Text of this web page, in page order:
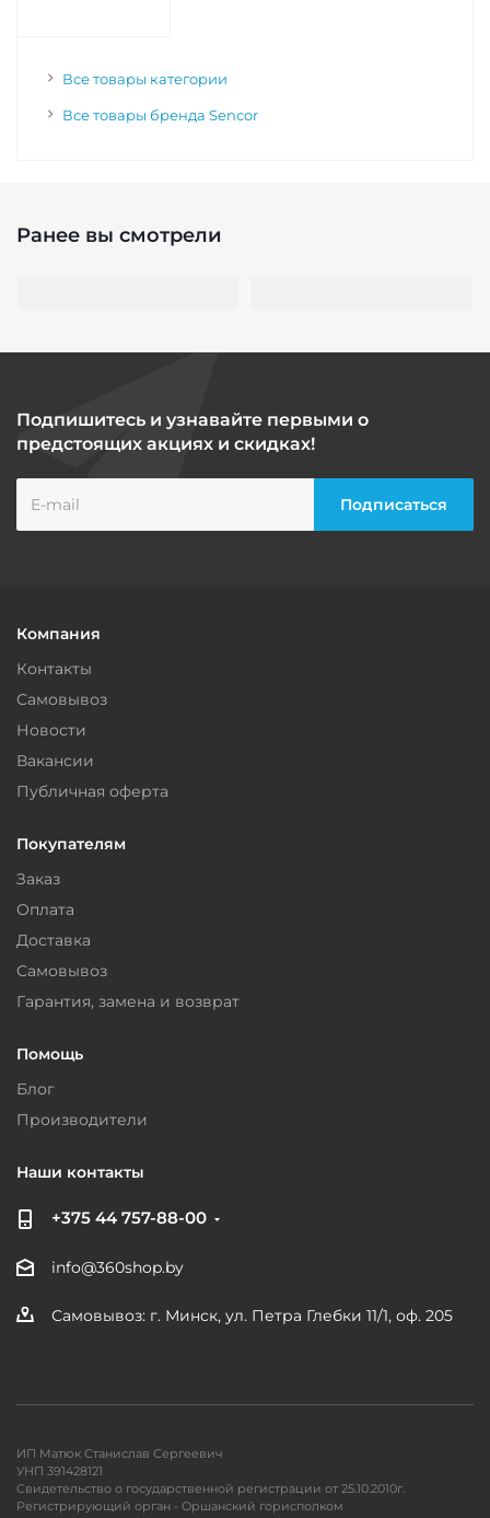
Все товары категории
Все товары бренда Sencor
Ранее вы смотрели
Подпишитесь и узнавайте первыми о
предстоящих акциях и скидках!
Компания
Контакты
Самовывоз
Новости
Вакансии
Публичная оферта
Покупателям
Заказ
Оплата
Доставка
Самовывоз
Гарантия, замена и возврат
Помощь
Блог
Производители
Наши контакты
+375 44 757-88-00
info@360shop.by
Самовывоз: г. Минск, ул. Петра Глебки 11/1, оф. 205
ИП Матюк Станислав Сергеевич
УНП 391428121
Свидетельство о государственной регистрации от 25.10.2010г.
Регистрирующий орган - Оршанский горисполком